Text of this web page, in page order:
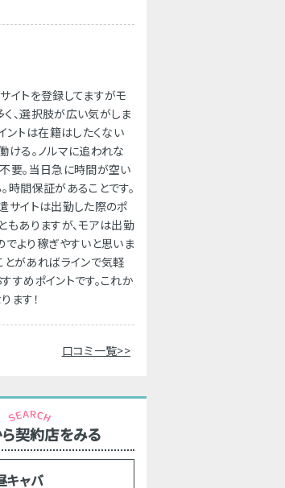
イトを登録してますがモ
、選択肢が広い気がしま
ントは在籍はしたくない
ける。ノルマに追われな
要。当日急に時間が空い
時間保証があることです。
サイトは出勤した際のポ
もありますが、モアは出勤
でより稼ぎやすいと思いま
とがあればラインで気軽
すめポイントです。これか
ます！
口コミ一覧>>
契約店をみる
キャバ